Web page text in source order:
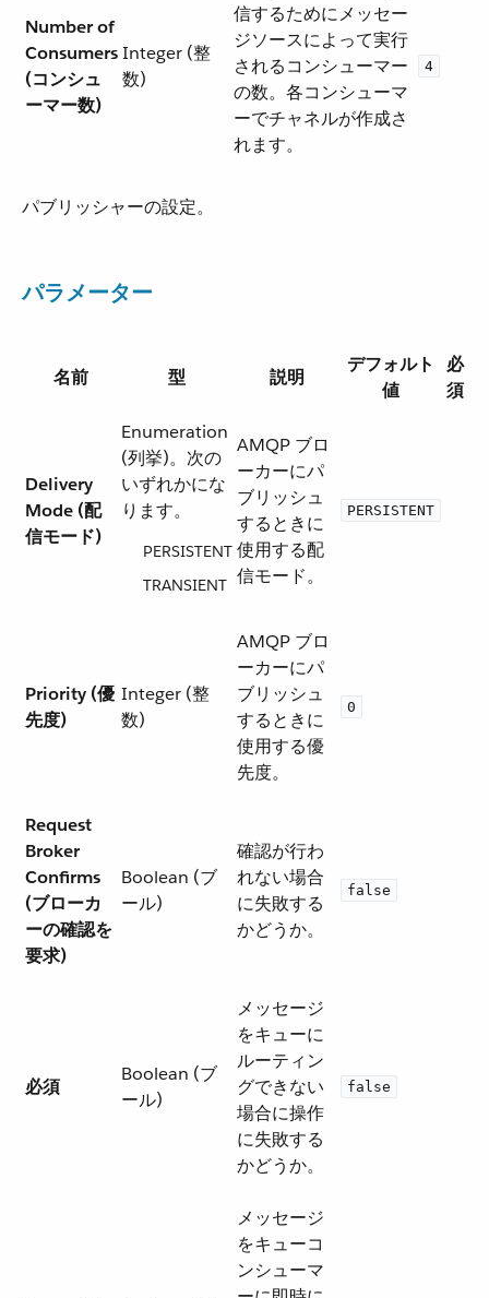
Number of
Consumers
(コンシュ
ーマー数)
Integer (整
数)
信するためにメッセー
ジソースによって実行
されるコンシューマー
の数。各コンシューマ
ーでチャネルが作成さ
れます。
4
パブリッシャーの設定。
パラメーター
名前 型 説明
デフォルト
値
必
須
Delivery
Mode (配
信モード)
Enumeration
(列挙)。次の
いずれかにな
ります。
PERSISTENT
TRANSIENT
AMQP ブロ
ーカーにパ
ブリッシュ
するときに
使用する配
信モード。
PERSISTENT
Priority (優
先度)
Integer (整
数)
AMQP ブロ
ーカーにパ
ブリッシュ
するときに
使用する優
先度。
0
Request
Broker
Confirms
(ブローカ
ーの確認を
要求)
Boolean (ブ
ール)
確認が行わ
れない場合
に失敗する
かどうか。
false
必須
Boolean (ブ
ール)
メッセージ
をキューに
ルーティン
グできない
場合に操作
に失敗する
かどうか。
false
メッセージ
をキューコ
ンシューマ